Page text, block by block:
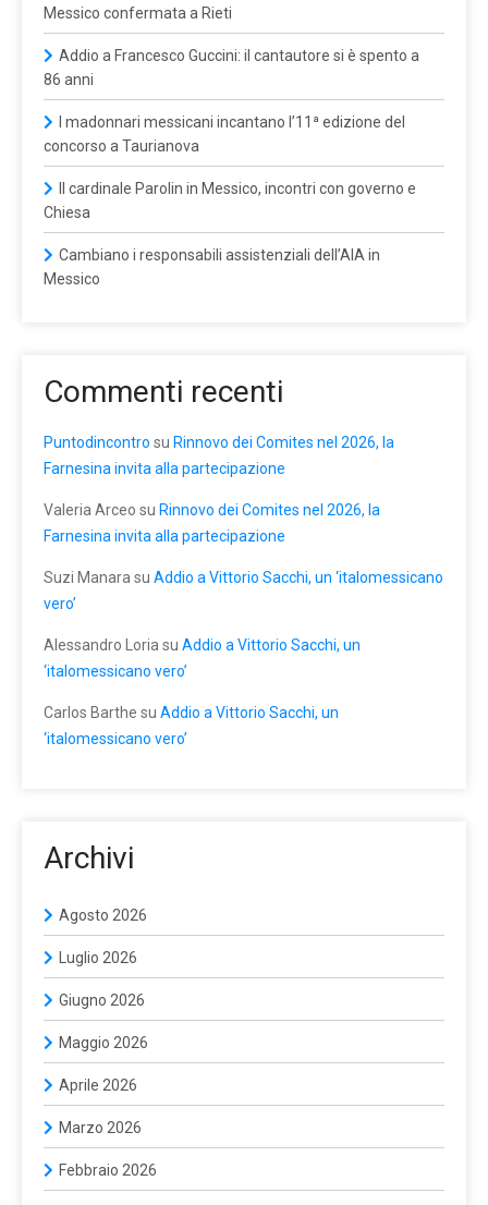
Messico confermata a Rieti
Addio a Francesco Guccini: il cantautore si è spento a
86 anni
I madonnari messicani incantano l’11ª edizione del
concorso a Taurianova
Il cardinale Parolin in Messico, incontri con governo e
Chiesa
Cambiano i responsabili assistenziali dell’AIA in
Messico
Commenti recenti
Puntodincontro su Rinnovo dei Comites nel 2026, la
Farnesina invita alla partecipazione
Valeria Arceo su Rinnovo dei Comites nel 2026, la
Farnesina invita alla partecipazione
Suzi Manara su Addio a Vittorio Sacchi, un ‘italomessicano
vero’
Alessandro Loria su Addio a Vittorio Sacchi, un
‘italomessicano vero’
Carlos Barthe su Addio a Vittorio Sacchi, un
‘italomessicano vero’
Archivi
Agosto 2026
Luglio 2026
Giugno 2026
Maggio 2026
Aprile 2026
Marzo 2026
Febbraio 2026